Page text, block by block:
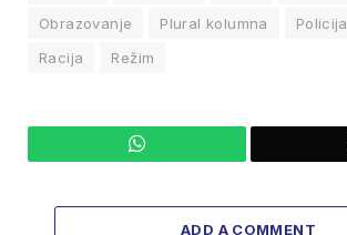
Obrazovanje
Plural kolumna Policija
Racija
Režim
WhatsApp
ADD A COMMENT